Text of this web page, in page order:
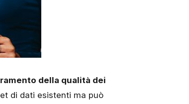
della qualità dei
di dati esistenti ma può